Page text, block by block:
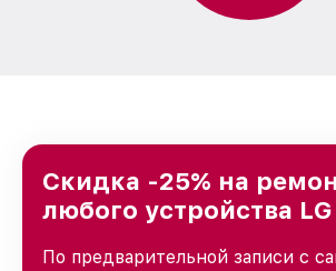
Скидка -25% на
любого устройства LG
По предварительной записи с